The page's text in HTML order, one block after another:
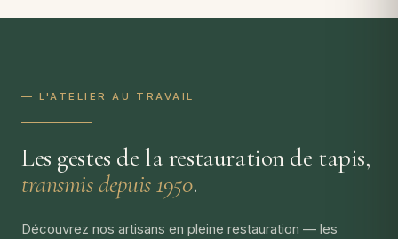
— L'ATELIER AU TRAVAIL
Les gestes de la restauration de tapis,
transmis depuis 1950.
Découvrez nos artisans en pleine restauration — les